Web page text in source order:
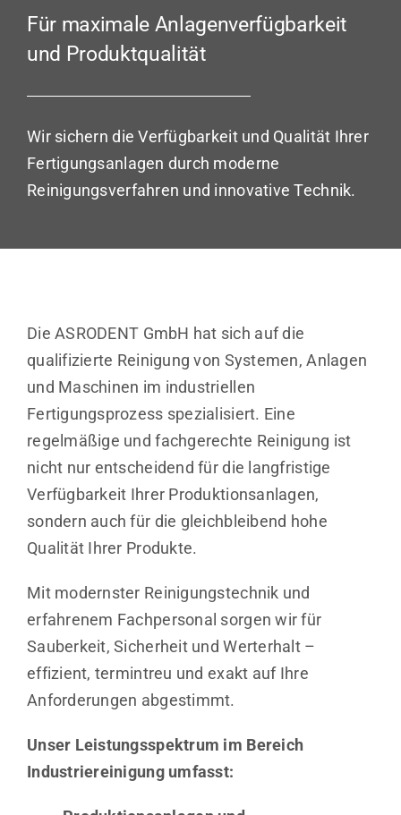
Für maximale Anlagenverfügbarkeit
und Produktqualität
Wir sichern die Verfügbarkeit und Qualität Ihrer
Fertigungsanlagen durch moderne
Reinigungsverfahren und innovative Technik.
Die ASRODENT GmbH hat sich auf die
qualifizierte Reinigung von Systemen, Anlagen
und Maschinen im industriellen
Fertigungsprozess spezialisiert. Eine
regelmäßige und fachgerechte Reinigung ist
nicht nur entscheidend für die langfristige
Verfügbarkeit Ihrer Produktionsanlagen,
sondern auch für die gleichbleibend hohe
Qualität Ihrer Produkte.
Mit modernster Reinigungstechnik und
erfahrenem Fachpersonal sorgen wir für
Sauberkeit, Sicherheit und Werterhalt –
effizient, termintreu und exakt auf Ihre
Anforderungen abgestimmt.
Unser Leistungsspektrum im Bereich
Industriereinigung umfasst: